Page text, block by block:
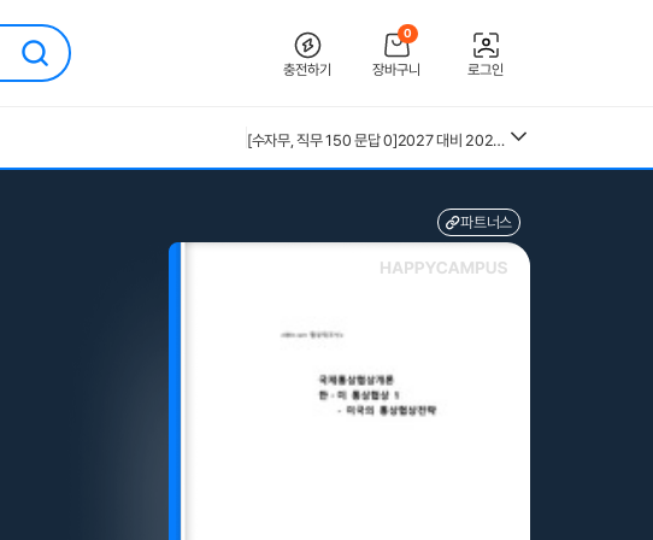
충전하기
0
장바구니 로그인
[수자무, 직무 150 문답 0]2027 대비 2026 한양대학교병원(서울) 신규 간호사 최종합격 AII IN ONE 대비서 (스펙, 자기소개서, 면접 기출, 직무 150개 문답0, 합격인증0)
중앙대 매경 합격 필기본 (매경테스트 독학 필수자료)
근로복지공단 울산병원 간호사 상세한 면접후기 및 기출질문답변 병원정보 직무상식 80선
수질환경기사 필기 총정리본
혈액원 간호사 최종합격 자소서
파트너스